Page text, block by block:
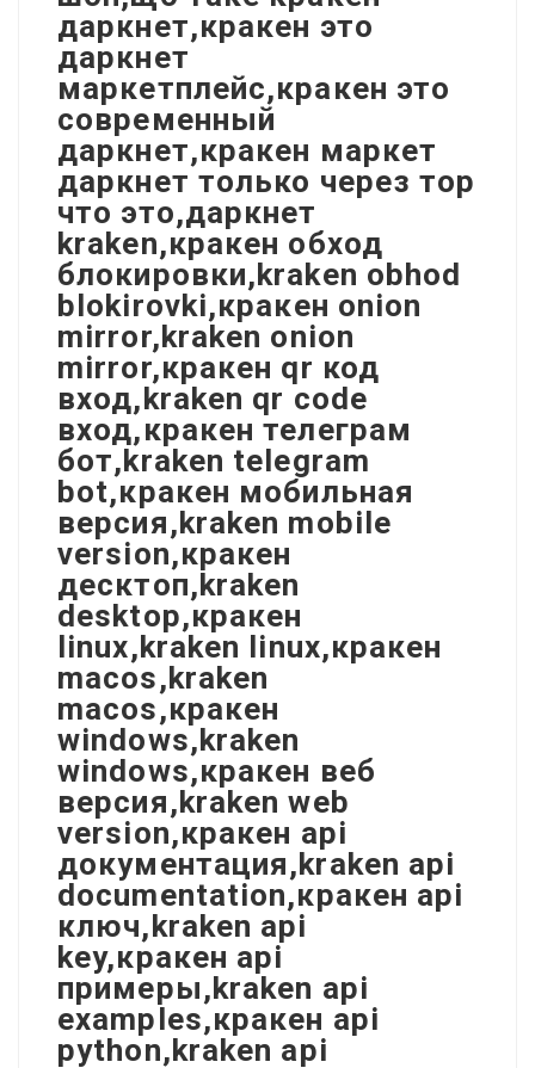
даркнет,кракен это
даркнет
маркетплейс,кракен это
современный
даркнет,кракен маркет
даркнет только через тор
что это,даркнет
kraken,кракен обход
блокировки,kraken obhod
blokirovki,кракен onion
mirror,kraken onion
mirror,кракен qr код
вход,kraken qr code
вход,кракен телеграм
бот,kraken telegram
bot,кракен мобильная
версия,kraken mobile
version,кракен
десктоп,kraken
desktop,кракен
linux,kraken linux,кракен
macos,kraken
macos,кракен
windows,kraken
windows,кракен веб
версия,kraken web
version,кракен api
документация,kraken api
documentation,кракен api
ключ,kraken api
key,кракен api
примеры,kraken api
examples,кракен api
python,kraken api